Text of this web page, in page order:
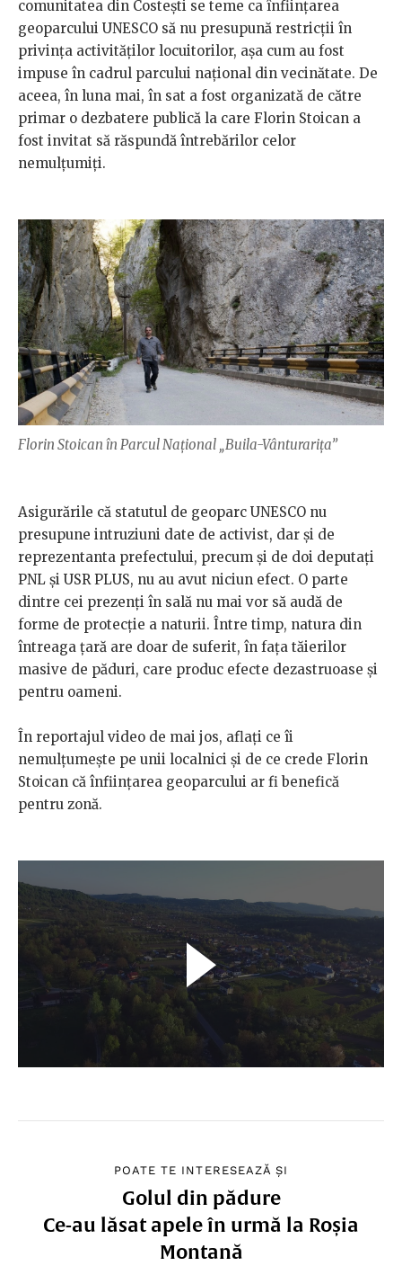
comunitatea din Costești se teme ca înființarea
geoparcului UNESCO să nu presupună restricții în
privința activităților locuitorilor, așa cum au fost
impuse în cadrul parcului național din vecinătate. De
aceea, în luna mai, în sat a fost organizată de către
primar o dezbatere publică la care Florin Stoican a
fost invitat să răspundă întrebărilor celor
nemulțumiți.
Florin Stoican în Parcul Național „Buila-Vânturarița”
Asigurările că statutul de geoparc UNESCO nu
presupune intruziuni date de activist, dar și de
reprezentanta prefectului, precum și de doi deputați
PNL și USR PLUS, nu au avut niciun efect. O parte
dintre cei prezenți în sală nu mai vor să audă de
forme de protecție a naturii. Între timp, natura din
întreaga țară are doar de suferit, în fața tăierilor
masive de păduri, care produc efecte dezastruoase și
pentru oameni.
În reportajul video de mai jos, aflați ce îi
nemulțumește pe unii localnici și de ce crede Florin
Stoican că înființarea geoparcului ar fi benefică
pentru zonă.
POATE TE INTERESEAZĂ ȘI
Golul din pădure
Ce-au lăsat apele în urmă la Roșia
Montană